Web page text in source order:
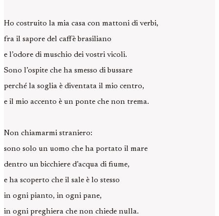
Ho costruito la mia casa con mattoni di verbi,
fra il sapore del caffè brasiliano
e l’odore di muschio dei vostri vicoli.
Sono l’ospite che ha smesso di bussare
perché la soglia è diventata il mio centro,
e il mio accento è un ponte che non trema.
Non chiamarmi straniero:
sono solo un uomo che ha portato il mare
dentro un bicchiere d’acqua di fiume,
e ha scoperto che il sale è lo stesso
in ogni pianto, in ogni pane,
in ogni preghiera che non chiede nulla.